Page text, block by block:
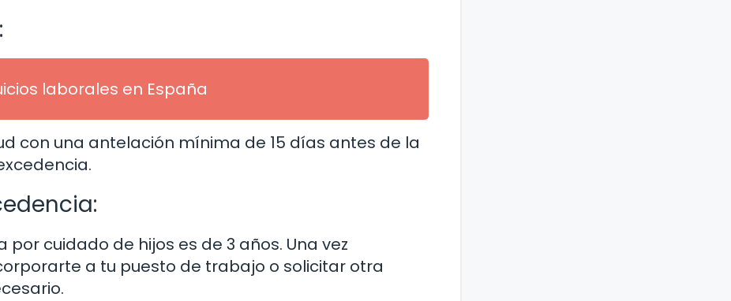
laborales en España
con una antelación mínima de 15 días antes de la
cuidado de hijos es de 3 años. Una vez
a tu puesto de trabajo o solicitar otra